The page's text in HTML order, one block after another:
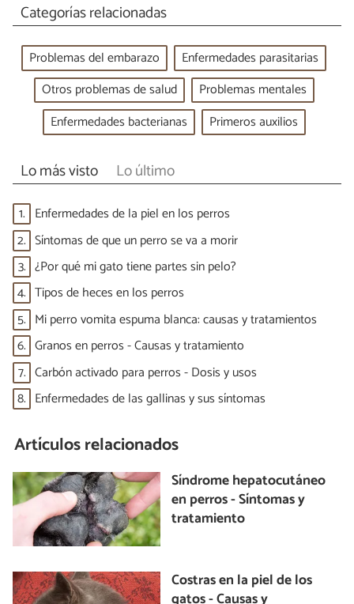
Categorías relacionadas
Problemas del embarazo
Enfermedades parasitarias
Otros problemas de salud
Problemas mentales
Enfermedades bacterianas
Primeros auxilios
Lo más visto Lo último
1. Enfermedades de la piel en los perros
2. Síntomas de que un perro se va a morir
3. ¿Por qué mi gato tiene partes sin pelo?
4. Tipos de heces en los perros
5. Mi perro vomita espuma blanca: causas y tratamientos
6. Granos en perros - Causas y tratamiento
7. Carbón activado para perros - Dosis y usos
8. Enfermedades de las gallinas y sus síntomas
Artículos relacionados
Síndrome hepatocutáneo
en perros - Síntomas y
tratamiento
Costras en la piel de los